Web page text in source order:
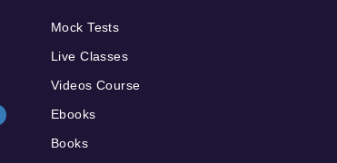
Mock Tests
Live Classes
Videos Course
Ebooks
Books